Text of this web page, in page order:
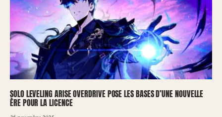
SOLO LEVELING ARISE OVERDRIVE POSE LES BASES D’UNE NOUVELLE
ÈRE POUR LA LICENCE